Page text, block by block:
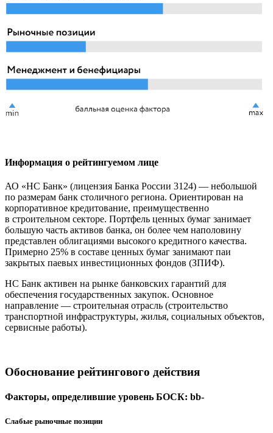
Информация о рейтингуемом лице
АО «НС Банк» (лицензия Банка России 3124) — небольшой
по размерам банк столичного региона. Ориентирован на
корпоративное кредитование, преимущественно
в строительном секторе. Портфель ценных бумаг занимает
большую часть активов банка, он более чем наполовину
представлен облигациями высокого кредитного качества.
Примерно 25% в составе ценных бумаг занимают паи
закрытых паевых инвестиционных фондов (ЗПИФ).
НС Банк активен на рынке банковских гарантий для
обеспечения государственных закупок. Основное
направление — строительная отрасль (строительство
транспортной инфраструктуры, жилья, социальных объектов,
сервисные работы).
Обоснование рейтингового действия
Факторы, определившие уровень БОСК: bb-
Слабые рыночные позиции